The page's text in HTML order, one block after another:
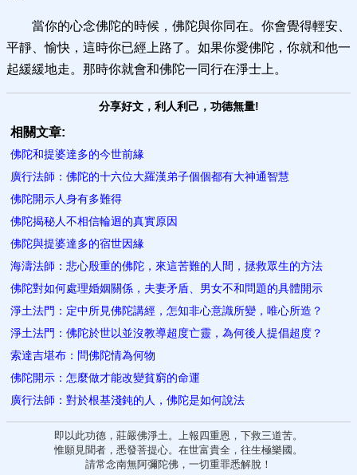
當你的心念佛陀的時候，佛陀與你同在。你會覺得輕安、
平靜、愉快，這時你已經上路了。如果你愛佛陀，你就和他一
起緩緩地走。那時你就會和佛陀一同行在淨士上。
分享好文，利人利己，功德無量!
相關文章:
佛陀和提婆達多的今世前緣​
廣行法師：佛陀的十六位大羅漢弟子個個都有大神通智慧
佛陀開示人身有多難得
佛陀揭秘人不相信輪迴的真實原因
佛陀與提婆達多的宿世因緣
海濤法師：悲心殷重的佛陀，來這苦難的人間，拯救眾生的方法
佛陀對如何處理婚姻關係，夫妻矛盾、男女不和問題的具體開示
淨土法門：定中所見佛陀講經，怎知非心意識所變，唯心所造？
淨土法門：佛陀於世以並沒教導超度亡靈，為何後人提倡超度？
索達吉堪布：問佛陀情為何物
佛陀開示：怎麼做才能改變貧窮的命運
廣行法師：對於根基淺鈍的人，佛陀是如​何說法
即以此功德，莊嚴佛淨土。上報四重恩，下救三道苦。
惟願見聞者，悉發菩提心。在世富貴全，往生極樂國。
請常念南無阿彌陀佛，一切重罪悉解脫！